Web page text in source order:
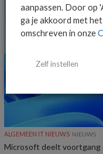
ALGEMEEN IT NIEUWS NIEUWS
Microsoft deelt
aanpassen. Door op
ga je akkoord met
omschreven in onze
Zelf instellen